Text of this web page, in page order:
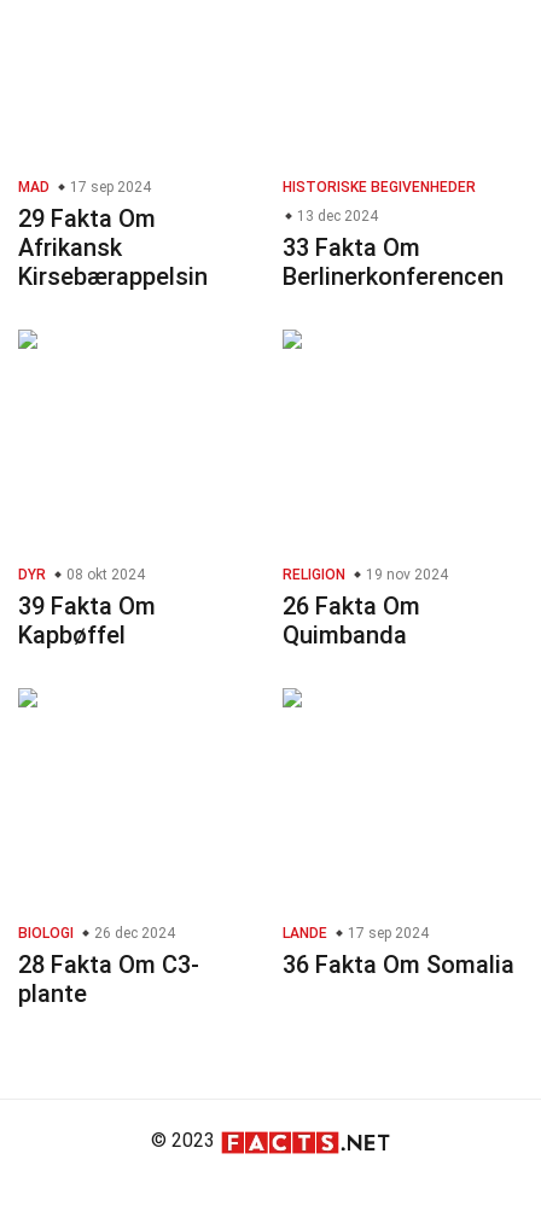
MAD 17 sep 2024
29 Fakta Om
Afrikansk
Kirsebærappelsin
HISTORISKE BEGIVENHEDER
13 dec 2024
33 Fakta Om
Berlinerkonferencen
DYR 08 okt 2024
39 Fakta Om
Kapbøffel
RELIGION 19 nov 2024
26 Fakta Om
Quimbanda
BIOLOGI 26 dec 2024
28 Fakta Om C3-
plante
LANDE 17 sep 2024
36 Fakta Om Somalia
© 2023